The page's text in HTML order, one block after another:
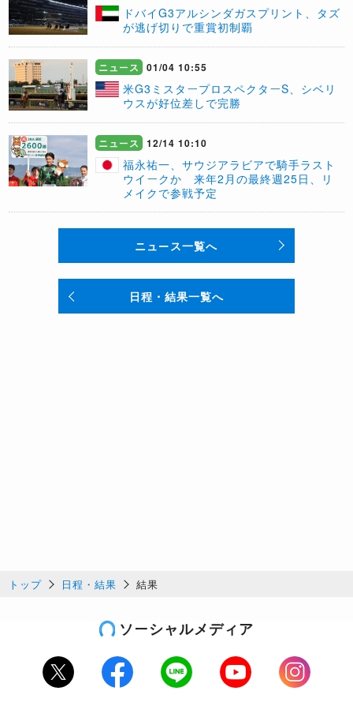
ドバイG3アルシンダガスプリント、タズ
が逃げ切りで重賞初制覇
ニュース 01/04 10:55
米G3ミスタープロスペクターS、シベリ
ウスが好位差しで完勝
ニュース 12/14 10:10
福永祐一、サウジアラビアで騎手ラスト
ウイークか 来年2月の最終週25日、リ
メイクで参戦予定
ニュース一覧へ
日程・結果一覧へ
トップ 日程・結果 結果
ソーシャルメディア
Twitter Facebook LINE Youtube
Instagram